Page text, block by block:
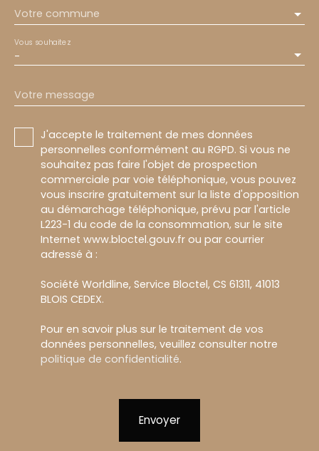
Votre commune
-
Vous souhaitez
Votre message
J'accepte le traitement de mes données
personnelles conformément au RGPD. Si vous ne
souhaitez pas faire l'objet de prospection
commerciale par voie téléphonique, vous pouvez
vous inscrire gratuitement sur la liste d'opposition
au démarchage téléphonique, prévu par l'article
L223-1 du code de la consommation, sur le site
Internet www.bloctel.gouv.fr ou par courrier
adressé à :
Société Worldline, Service Bloctel, CS 61311, 41013
BLOIS CEDEX.
Pour en savoir plus sur le traitement de vos
données personnelles, veuillez consulter notre
politique de confidentialité.
Envoyer